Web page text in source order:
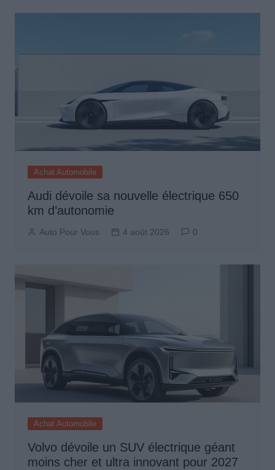
Achat Automobile
Audi dévoile sa nouvelle électrique 650
km d’autonomie
Auto Pour Vous 4 août 2026 0
Achat Automobile
Volvo dévoile un SUV électrique géant
moins cher et ultra innovant pour 2027